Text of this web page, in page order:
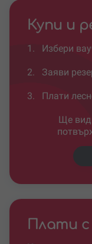
Купи и
1. Избери
2. Заяви
3. Плати
Ще
Плати с